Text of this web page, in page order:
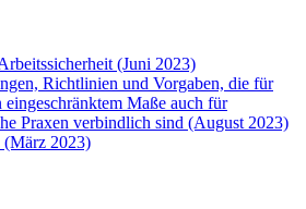
(Juni 2023)
Richtlinien und Vorgaben, die für
Maße auch für
Praxen verbindlich sind (August 2023)
(März 2023)